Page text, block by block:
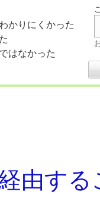
かりにくかった
はなかった
由す